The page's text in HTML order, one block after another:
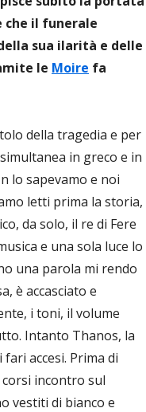
che il funerale
sua ilarità e delle
le Moire fa
della tragedia e per
in greco e in
lo sapevamo e noi
letti prima la storia,
da solo, il re di Fere
e una sola luce lo
una parola mi rendo
è accasciato e
i toni, il volume
Intanto Thanos, la
accesi. Prima di
incontro sul
vestiti di bianco e